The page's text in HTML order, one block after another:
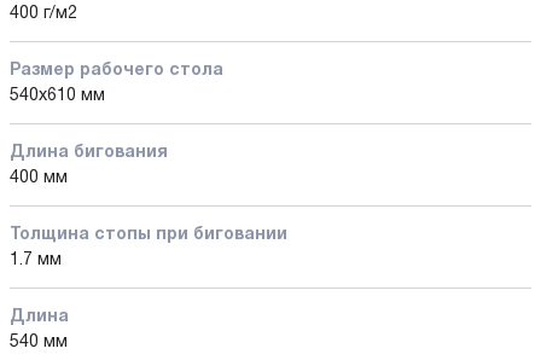
400 г/м2
Размер рабочего стола
540x610 мм
Длина бигования
400 мм
Толщина стопы при биговании
1.7 мм
Длина
540 мм